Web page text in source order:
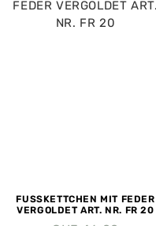
FUSSKETTCHEN MIT FEDER
VERGOLDET ART. NR. FR 20